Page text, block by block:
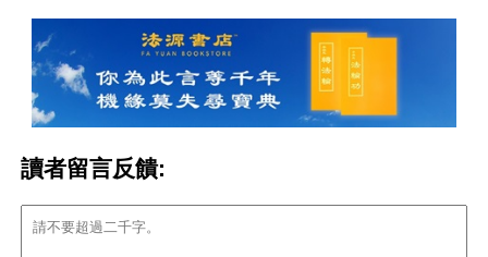
讀者留言反饋: